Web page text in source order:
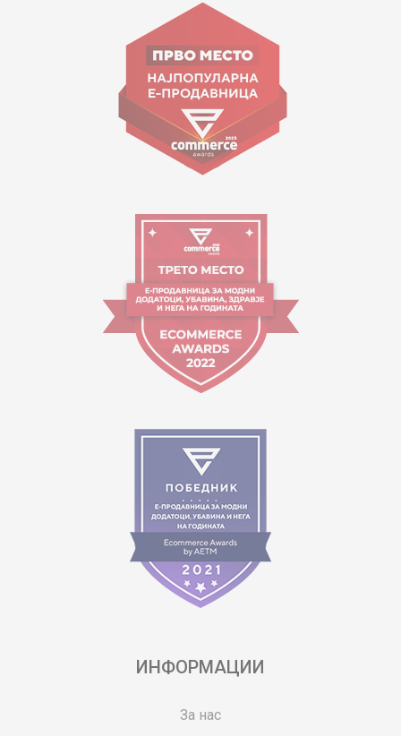
ул. Гоце Николовски бр.74 Скопје
contact@mytime.mk
Работно време:
09:00 до 17:00
ИНФОРМАЦИИ
За нас